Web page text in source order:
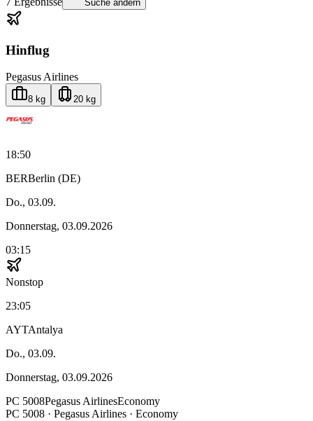
Suche ändern
Hinflug
Pegasus Airlines
8 kg 20 kg
18:50
BERBerlin (DE)
Do., 03.09.
Donnerstag, 03.09.2026
03:15
Nonstop
23:05
AYTAntalya
Do., 03.09.
Donnerstag, 03.09.2026
PC 5008Pegasus AirlinesEconomy
PC 5008 · Pegasus Airlines · Economy